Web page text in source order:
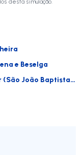
e Beselga
Tomar (São João Baptista) e Santa Maria dos Olivais